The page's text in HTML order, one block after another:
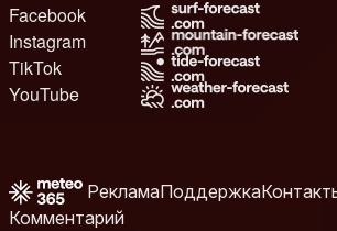
Facebook
Instagram
TikTok
YouTube
РекламаПоддержка
Комментарий